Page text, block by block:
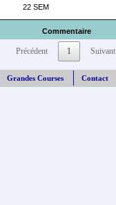
Commentaire
22 SEM
Précédent 1 Suivant
Grandes Courses Contact